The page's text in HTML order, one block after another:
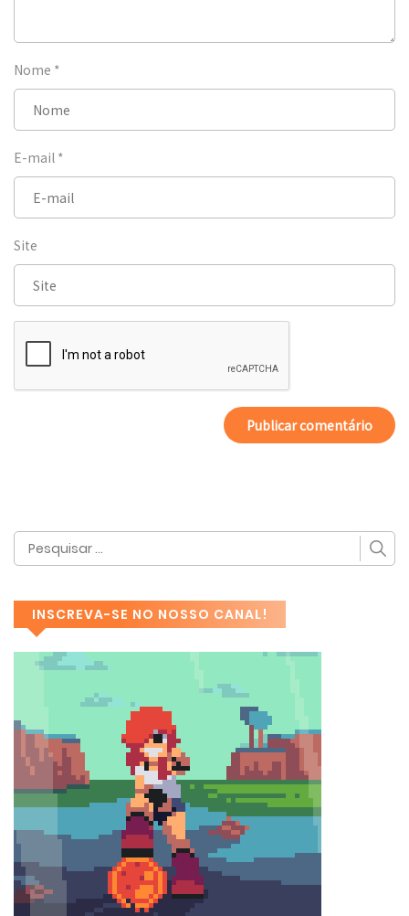
Nome *
E-mail *
Site
INSCREVA-SE NO NOSSO CANAL!